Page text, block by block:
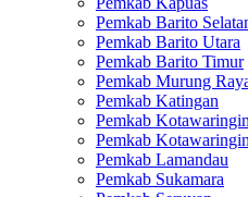
Pemkab Barito
Pemkab Barito Utara
Pemkab Barito Timur
Pemkab Murung
Pemkab Katingan
Pemkab
Pemkab
Pemkab Lamandau
Pemkab Sukamara